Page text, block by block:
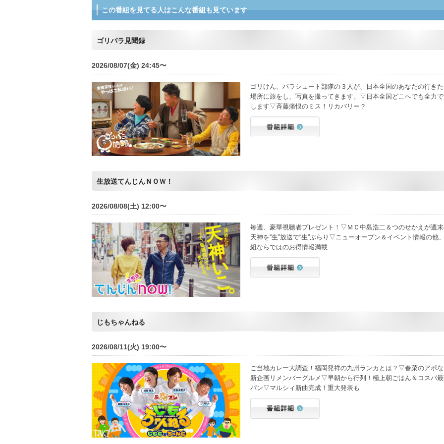
この番組を見てる人はこんな番組も見ています
ゴリパラ見聞録
2026/08/07(金) 24:45〜
ゴリけん、パラシュート部隊の３人が、日本全国のあなたの行き
場所に旅をし、写真を撮ってきます。▽日本全国どこへでも全力
します▽斉藤痛恨のミス！リカバリー？
生放送てんじんＮＯＷ！
2026/08/08(土) 12:00〜
毎週、豪華視聴者プレゼント！▽ＭＣ中島浩二＆つのせかえが週
天神を“生”放送で“生”ぶらり▽ニューオープン＆イベント情報の他
組ならではのお得情報満載
じもちゃんねる
2026/08/11(火) 19:00〜
ご当地カレー大調査！福岡発祥の九州ランカとは？▽春菜のアポ
新企画リメンバーグルメ▽早朝から行列！極上朝ごはん＆コスパ
パン▽マルシィ新曲完成！重大発表も